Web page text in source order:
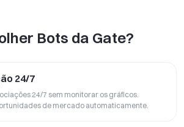
Bots da Gate?
24/7
24/7 sem monitorar os gráficos.
de mercado automaticamente.